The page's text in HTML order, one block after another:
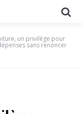
un privilège pour
sans renoncer